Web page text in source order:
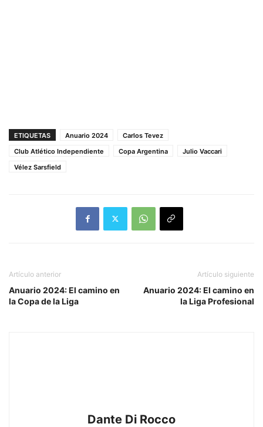
ETIQUETAS Anuario 2024
Carlos Tevez
Club Atlético Independiente
Copa Argentina
Julio Vaccari
Vélez Sarsfield
Artículo anterior
Anuario 2024: El camino en
la Copa de la Liga
Artículo siguiente
Anuario 2024: El camino en
la Liga Profesional
Dante Di Rocco